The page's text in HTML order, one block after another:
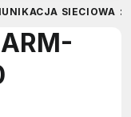
SIECIOWA >